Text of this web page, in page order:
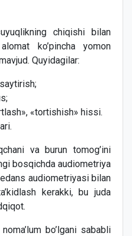
chiqishi bilan
ko’pincha yomon
Quyidagilar:
«tortishish» hissi.
va burun tomog’ini
bosqichda audiometriya
audiometriyasi bilan
kerakki, bu juda
bo’lgani sababli